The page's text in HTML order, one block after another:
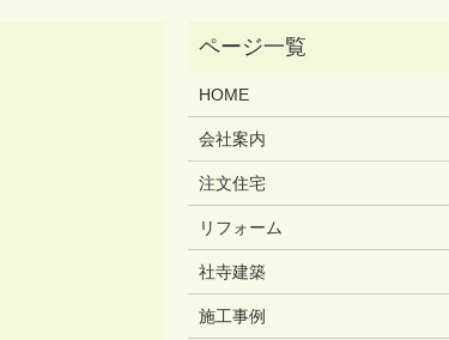
HOME
会社案内
注文住宅
リフォーム
社寺建築
施工事例